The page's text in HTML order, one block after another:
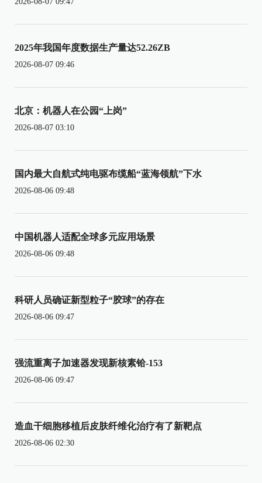
2025年我国年度数据生产量达52.26ZB
2026-08-07 09:46
北京：机器人在公园“上岗”
2026-08-07 03:10
国内最大自航式纯电驱布缆船“蓝海领航”下水
2026-08-06 09:48
中国机器人适配全球多元应用场景
2026-08-06 09:48
科研人员确证新型粒子“胶球”的存在
2026-08-06 09:47
强流重离子加速器发现新核素铪-153
2026-08-06 09:47
造血干细胞移植后皮肤纤维化治疗有了新靶点
2026-08-06 02:30